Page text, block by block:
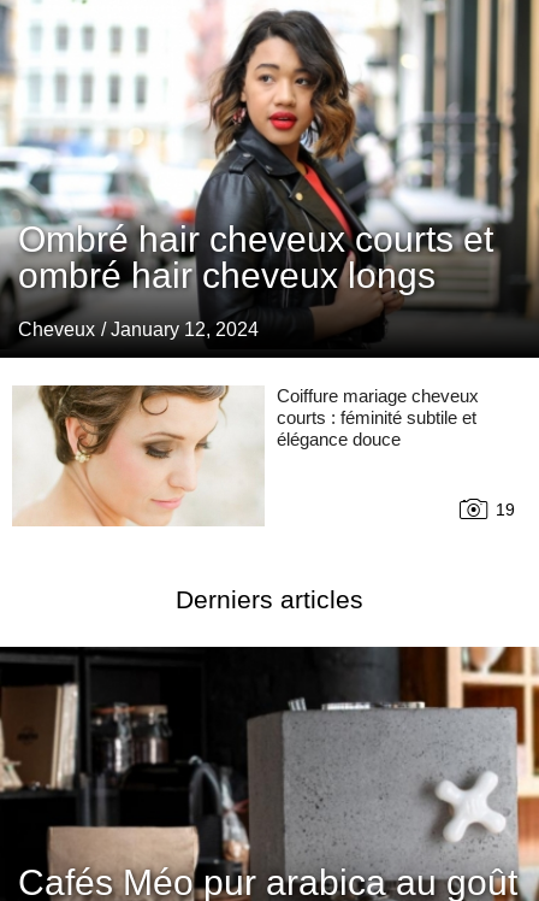
Ombré hair cheveux courts et
ombré hair cheveux longs
Cheveux / January 12, 2024
Coiffure mariage cheveux
courts : féminité subtile et
élégance douce
19
Derniers articles
Cafés Méo pur arabica au goût